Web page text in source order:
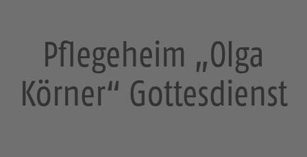
Pflegeheim „Olga
Körner“ Gottesdienst